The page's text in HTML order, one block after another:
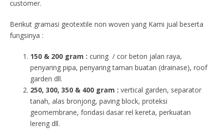
customer.
Berikut gramasi geotextile non woven yang Kami jual beserta
fungsinya :
150 & 200 gram : curing / cor beton jalan raya,
penyaring pipa, penyaring taman buatan (drainase), roof
garden dll.
250, 300, 350 & 400 gram : vertical garden, separator
tanah, alas bronjong, paving block, proteksi
geomembrane, fondasi dasar rel kereta, perkuatan
lereng dll.